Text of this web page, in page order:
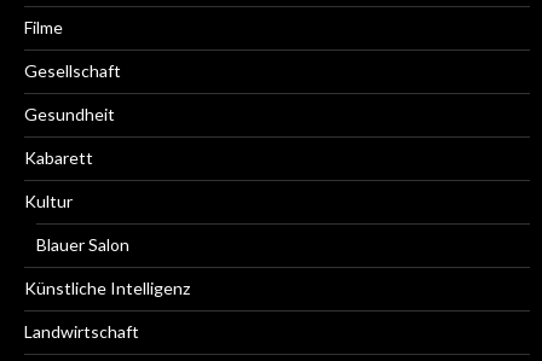
Filme
Gesellschaft
Gesundheit
Kabarett
Kultur
Blauer Salon
Künstliche Intelligenz
Landwirtschaft